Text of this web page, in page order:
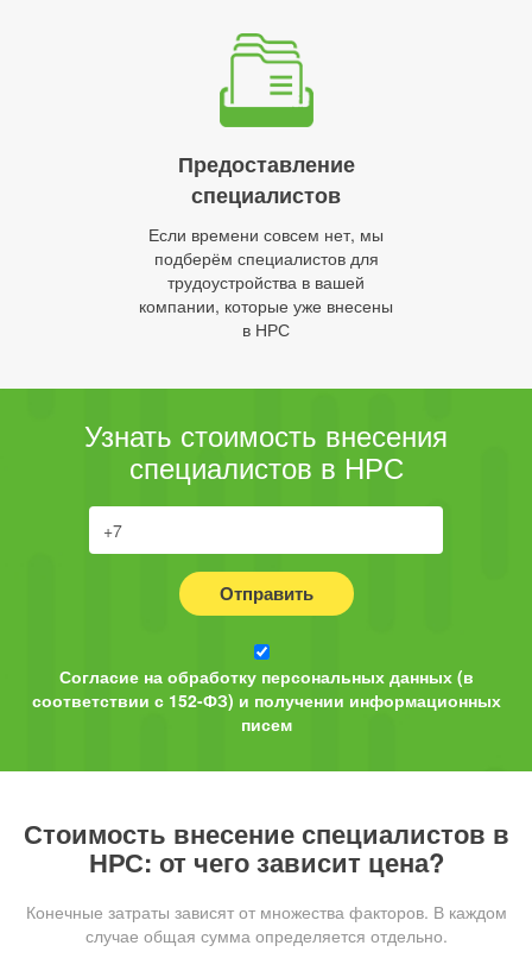
Предоставление
специалистов
Если времени совсем нет, мы
подберём специалистов для
трудоустройства в вашей
компании, которые уже внесены
в НРС
Узнать стоимость внесения
специалистов в НРС
Отправить
Согласие на обработку персональных данных (в
соответствии с 152-ФЗ) и получении информационных
писем
Стоимость внесение специалистов в
НРС: от чего зависит цена?
Конечные затраты зависят от множества факторов. В каждом
случае общая сумма определяется отдельно.